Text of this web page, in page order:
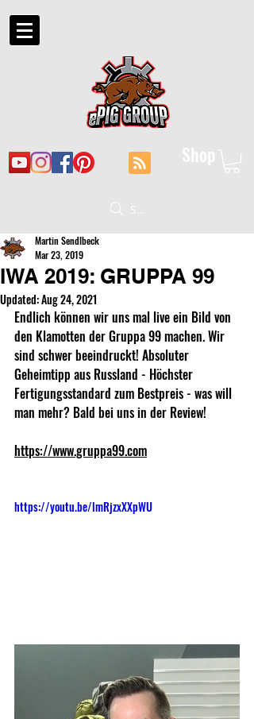
Shop
Suche
IWA 2019: GRUPPA 99
Martin Sendlbeck
Mar 23, 2019
Updated:Aug 24, 2021
Endlich können wir uns mal live ein Bild von
den Klamotten der Gruppa 99 machen. Wir
sind schwer beeindruckt! Absoluter
Geheimtipp aus Russland - Höchster
Fertigungsstandard zum Bestpreis - was will
man mehr? Bald bei uns in der Review!
https://www.gruppa99.com
https://youtu.be/lmRjzxXXpWU